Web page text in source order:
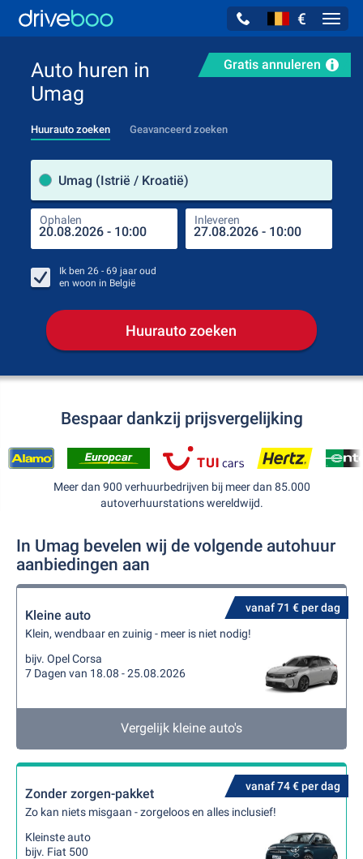
€
Gratis annuleren
Auto huren in
Umag
Huurauto zoeken Geavanceerd zoeken
Umag (Istrië / Kroatië)
Ophalen Inleveren
Ik ben 26 - 69 jaar oud
en woon in België
Huurauto zoeken
Bespaar dankzij prijsvergelijking
Meer dan 900 verhuurbedrijven bij meer dan 85.000
autoverhuurstations wereldwijd.
In Umag bevelen wij de volgende autohuur
aanbiedingen aan
vanaf 71 € per dag
Kleine auto
Klein, wendbaar en zuinig - meer is niet nodig!
bijv. Opel Corsa
7 Dagen van 18.08 - 25.08.2026
Vergelijk kleine auto's
vanaf 74 € per dag
Zonder zorgen-pakket
Zo kan niets misgaan - zorgeloos en alles inclusief!
Kleinste auto
bijv. Fiat 500